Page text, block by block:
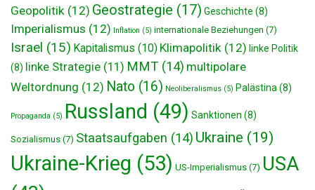
Geopolitik (12) Geostrategie (17) Geschichte (8)
Imperialismus (12) Inflation (5) internationale Beziehungen (7)
Israel (15) Kapitalismus (10) Klimapolitik (12) linke Politik
(8) linke Strategie (11) MMT (14) multipolare
Weltordnung (12) Nato (16) Neoliberalismus (5) Palästina (8)
Propaganda (5) Russland (49) Sanktionen (8)
Sozialismus (7) Staatsaufgaben (14) Ukraine (19)
Ukraine-Krieg (53) US-Imperialismus (7) USA